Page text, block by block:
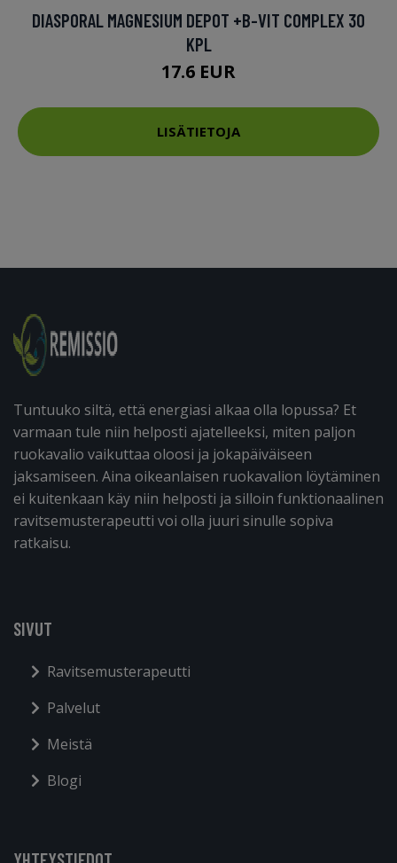
DIASPORAL MAGNESIUM DEPOT +B-VIT COMPLEX 30
KPL
17.6 EUR
LISÄTIETOJA
Tuntuuko siltä, että energiasi alkaa olla lopussa? Et
varmaan tule niin helposti ajatelleeksi, miten paljon
ruokavalio vaikuttaa oloosi ja jokapäiväiseen
jaksamiseen. Aina oikeanlaisen ruokavalion löytäminen
ei kuitenkaan käy niin helposti ja silloin funktionaalinen
ravitsemusterapeutti voi olla juuri sinulle sopiva
ratkaisu.
SIVUT
Ravitsemusterapeutti
Palvelut
Meistä
Blogi